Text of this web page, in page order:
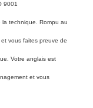
9001
technique. Rompu au
vous faites preuve de
Votre anglais est
et vous